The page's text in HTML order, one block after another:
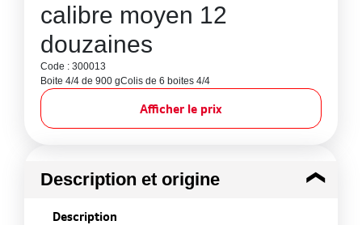
calibre moyen 12
douzaines
Code : 300013
Boite 4/4 de 900 gColis de 6 boites 4/4
Afficher le prix
Description et origine
Description